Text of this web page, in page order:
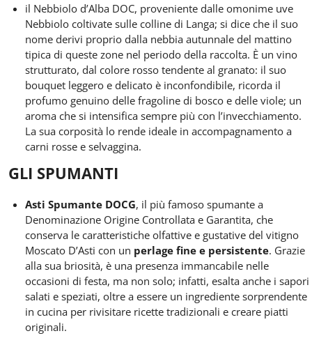
il Nebbiolo d’Alba DOC, proveniente dalle omonime uve
Nebbiolo coltivate sulle colline di Langa; si dice che il suo
nome derivi proprio dalla nebbia autunnale del mattino
tipica di queste zone nel periodo della raccolta. È un vino
strutturato, dal colore rosso tendente al granato: il suo
bouquet leggero e delicato è inconfondibile, ricorda il
profumo genuino delle fragoline di bosco e delle viole; un
aroma che si intensifica sempre più con l’invecchiamento.
La sua corposità lo rende ideale in accompagnamento a
carni rosse e selvaggina.
GLI SPUMANTI
Asti Spumante DOCG, il più famoso spumante a
Denominazione Origine Controllata e Garantita, che
conserva le caratteristiche olfattive e gustative del vitigno
Moscato D’Asti con un perlage fine e persistente. Grazie
alla sua briosità, è una presenza immancabile nelle
occasioni di festa, ma non solo; infatti, esalta anche i sapori
salati e speziati, oltre a essere un ingrediente sorprendente
in cucina per rivisitare ricette tradizionali e creare piatti
originali.